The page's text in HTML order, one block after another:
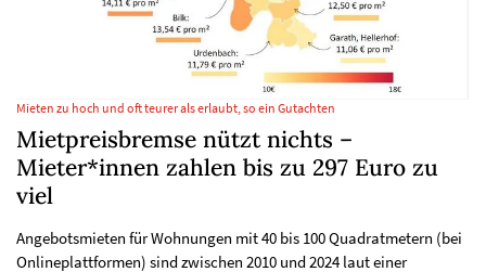
Mieten zu hoch und oft teurer als erlaubt, so ein Gutachten
Mietpreisbremse nützt nichts –
Mieter*innen zahlen bis zu 297 Euro zu
viel
Angebotsmieten für Wohnungen mit 40 bis 100 Quadratmetern (bei
Onlineplattformen) sind zwischen 2010 und 2024 laut einer